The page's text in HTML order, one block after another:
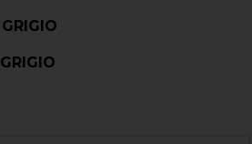
GRIGIO
GRIGIO